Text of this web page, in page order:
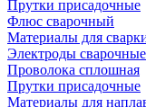
Прутки присадочные
Флюс сварочный
Материалы для
Электроды сварочные
Проволока сплошная
Прутки присадочные
Материалы для